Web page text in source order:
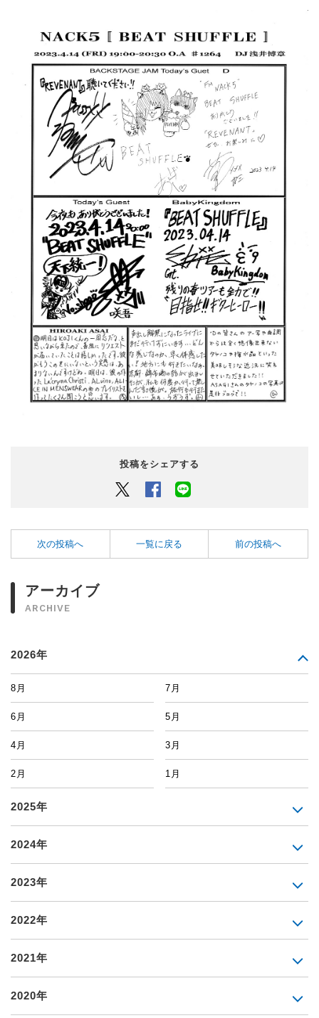
投稿をシェアする
Twitter Facebook
次の投稿へ 一覧に戻る 前の投稿へ
アーカイブ
ARCHIVE
2026年
8月 7月
6月 5月
4月 3月
2月 1月
2025年
2024年
2023年
2022年
2021年
2020年